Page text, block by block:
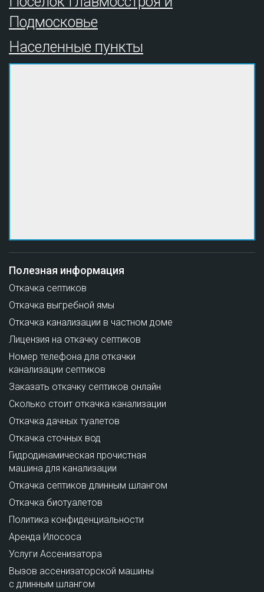
Подмосковье
Населенные пункты
Полезная информация
Откачка септиков
Откачка выгребной ямы
Откачка канализации в частном доме
Лицензия на откачку септиков
Номер телефона для откачки
канализации септиков
Заказать откачку септиков онлайн
Сколько стоит откачка канализации
Откачка дачных туалетов
Откачка сточных вод
Гидродинамическая прочистная
машина для канализации
Откачка септиков длинным шлангом
Откачка биотуалетов
Политика конфиденциальности
Аренда Илососа
Услуги Ассенизатора
Вызов ассенизаторской машины
с длинным шлангом